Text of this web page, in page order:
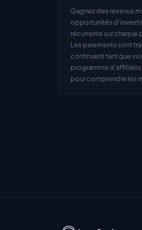
Gagnez des revenus
opportunités
récurrente sur chaque
Les paiements sont
continuent tant que
programme
pour comprendre les